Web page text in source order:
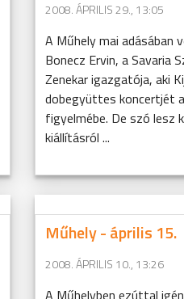
2008. ÁPRILIS 29., 13:05
A Műhely mai adásában
Bonecz Ervin, a Savaria
Zenekar igazgatója, aki
dobegyüttes koncertjét
figyelmébe. De szó lesz
kiállításról ...
Műhely - április 15.
2008. ÁPRILIS 10., 13:26
A Műhelyben ezúttal